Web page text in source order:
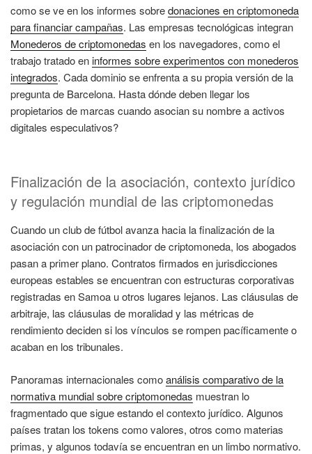
como se ve en los informes sobredonaciones en criptomoneda
para financiar campañas. Las empresas tecnológicas integran
Monederos de criptomonedas en los navegadores, como el
trabajo tratado eninformes sobre experimentos con monederos
integrados. Cada dominio se enfrenta a su propia versión de la
pregunta de Barcelona. Hasta dónde deben llegar los
propietarios de marcas cuando asocian su nombre a activos
digitales especulativos?
Finalización de la asociación, contexto jurídico
y regulación mundial de las criptomonedas
Cuando un club de fútbol avanza hacia la finalización de la
asociación con un patrocinador de criptomoneda, los abogados
pasan a primer plano. Contratos firmados en jurisdicciones
europeas estables se encuentran con estructuras corporativas
registradas en Samoa u otros lugares lejanos. Las cláusulas de
arbitraje, las cláusulas de moralidad y las métricas de
rendimiento deciden si los vínculos se rompen pacíficamente o
acaban en los tribunales.
Panoramas internacionales comoanálisis comparativo de la
normativa mundial sobre criptomonedas muestran lo
fragmentado que sigue estando el contexto jurídico. Algunos
países tratan los tokens como valores, otros como materias
primas, y algunos todavía se encuentran en un limbo normativo.